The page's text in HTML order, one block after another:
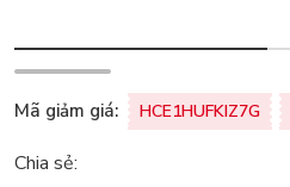
Mã giảm giá: HCE1HUFKIZ7G
Chia sẻ: